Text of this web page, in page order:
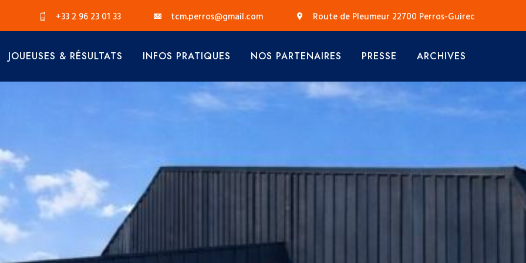
+33 2 96 23 01 33 tcm.perros@gmail.com Route de Pleumeur 22700 Perros-Guirec
JOUEUSES & RÉSULTATS INFOS PRATIQUES NOS PARTENAIRES PRESSE ARCHIVES